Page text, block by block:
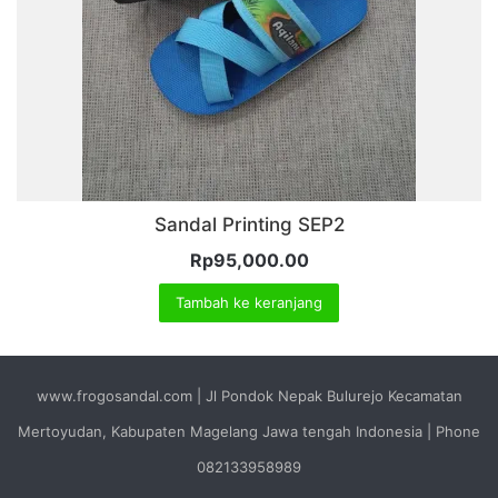
Sandal Printing SEP2
Rp95,000.00
Tambah ke keranjang
www.frogosandal.com | Jl Pondok Nepak Bulurejo Kecamatan
Mertoyudan, Kabupaten Magelang Jawa tengah Indonesia | Phone
082133958989